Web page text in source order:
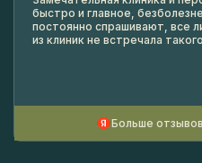
быстро и главное,
постоянно спрашивают, все
из клиник не встречала
Больше